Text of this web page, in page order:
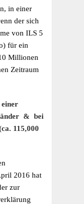
in einer
der sich
von ILS 5
für ein
Millionen
Zeitraum
& bei
115,000
2016 hat
zur